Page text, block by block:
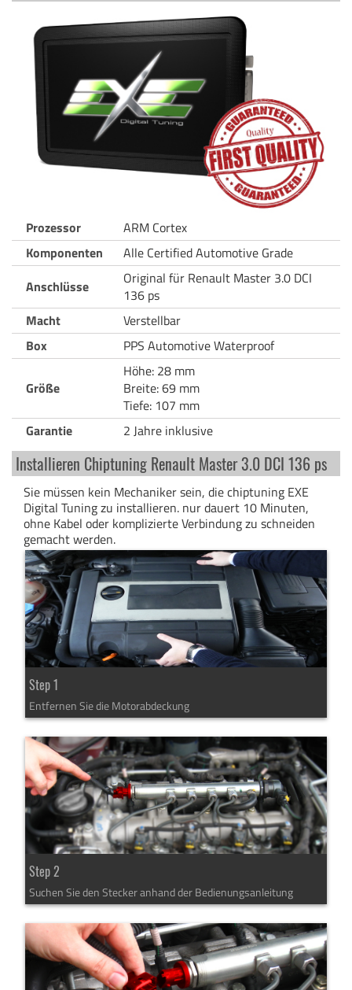
Prozessor
ARM Cortex
Komponenten
Alle Certified Automotive Grade
Anschlüsse
Original für Renault Master 3.0 DCI
136 ps
Macht
Verstellbar
Box
PPS Automotive Waterproof
Größe
Höhe: 28 mm
Breite: 69 mm
Tiefe: 107 mm
Garantie
2 Jahre inklusive
Installieren Chiptuning Renault Master 3.0 DCI 136 ps
Sie müssen kein Mechaniker sein, die chiptuning EXE
Digital Tuning zu installieren. nur dauert 10 Minuten,
ohne Kabel oder komplizierte Verbindung zu schneiden
gemacht werden.
Step 1
Entfernen Sie die Motorabdeckung
Step 2
Suchen Sie den Stecker anhand der Bedienungsanleitung